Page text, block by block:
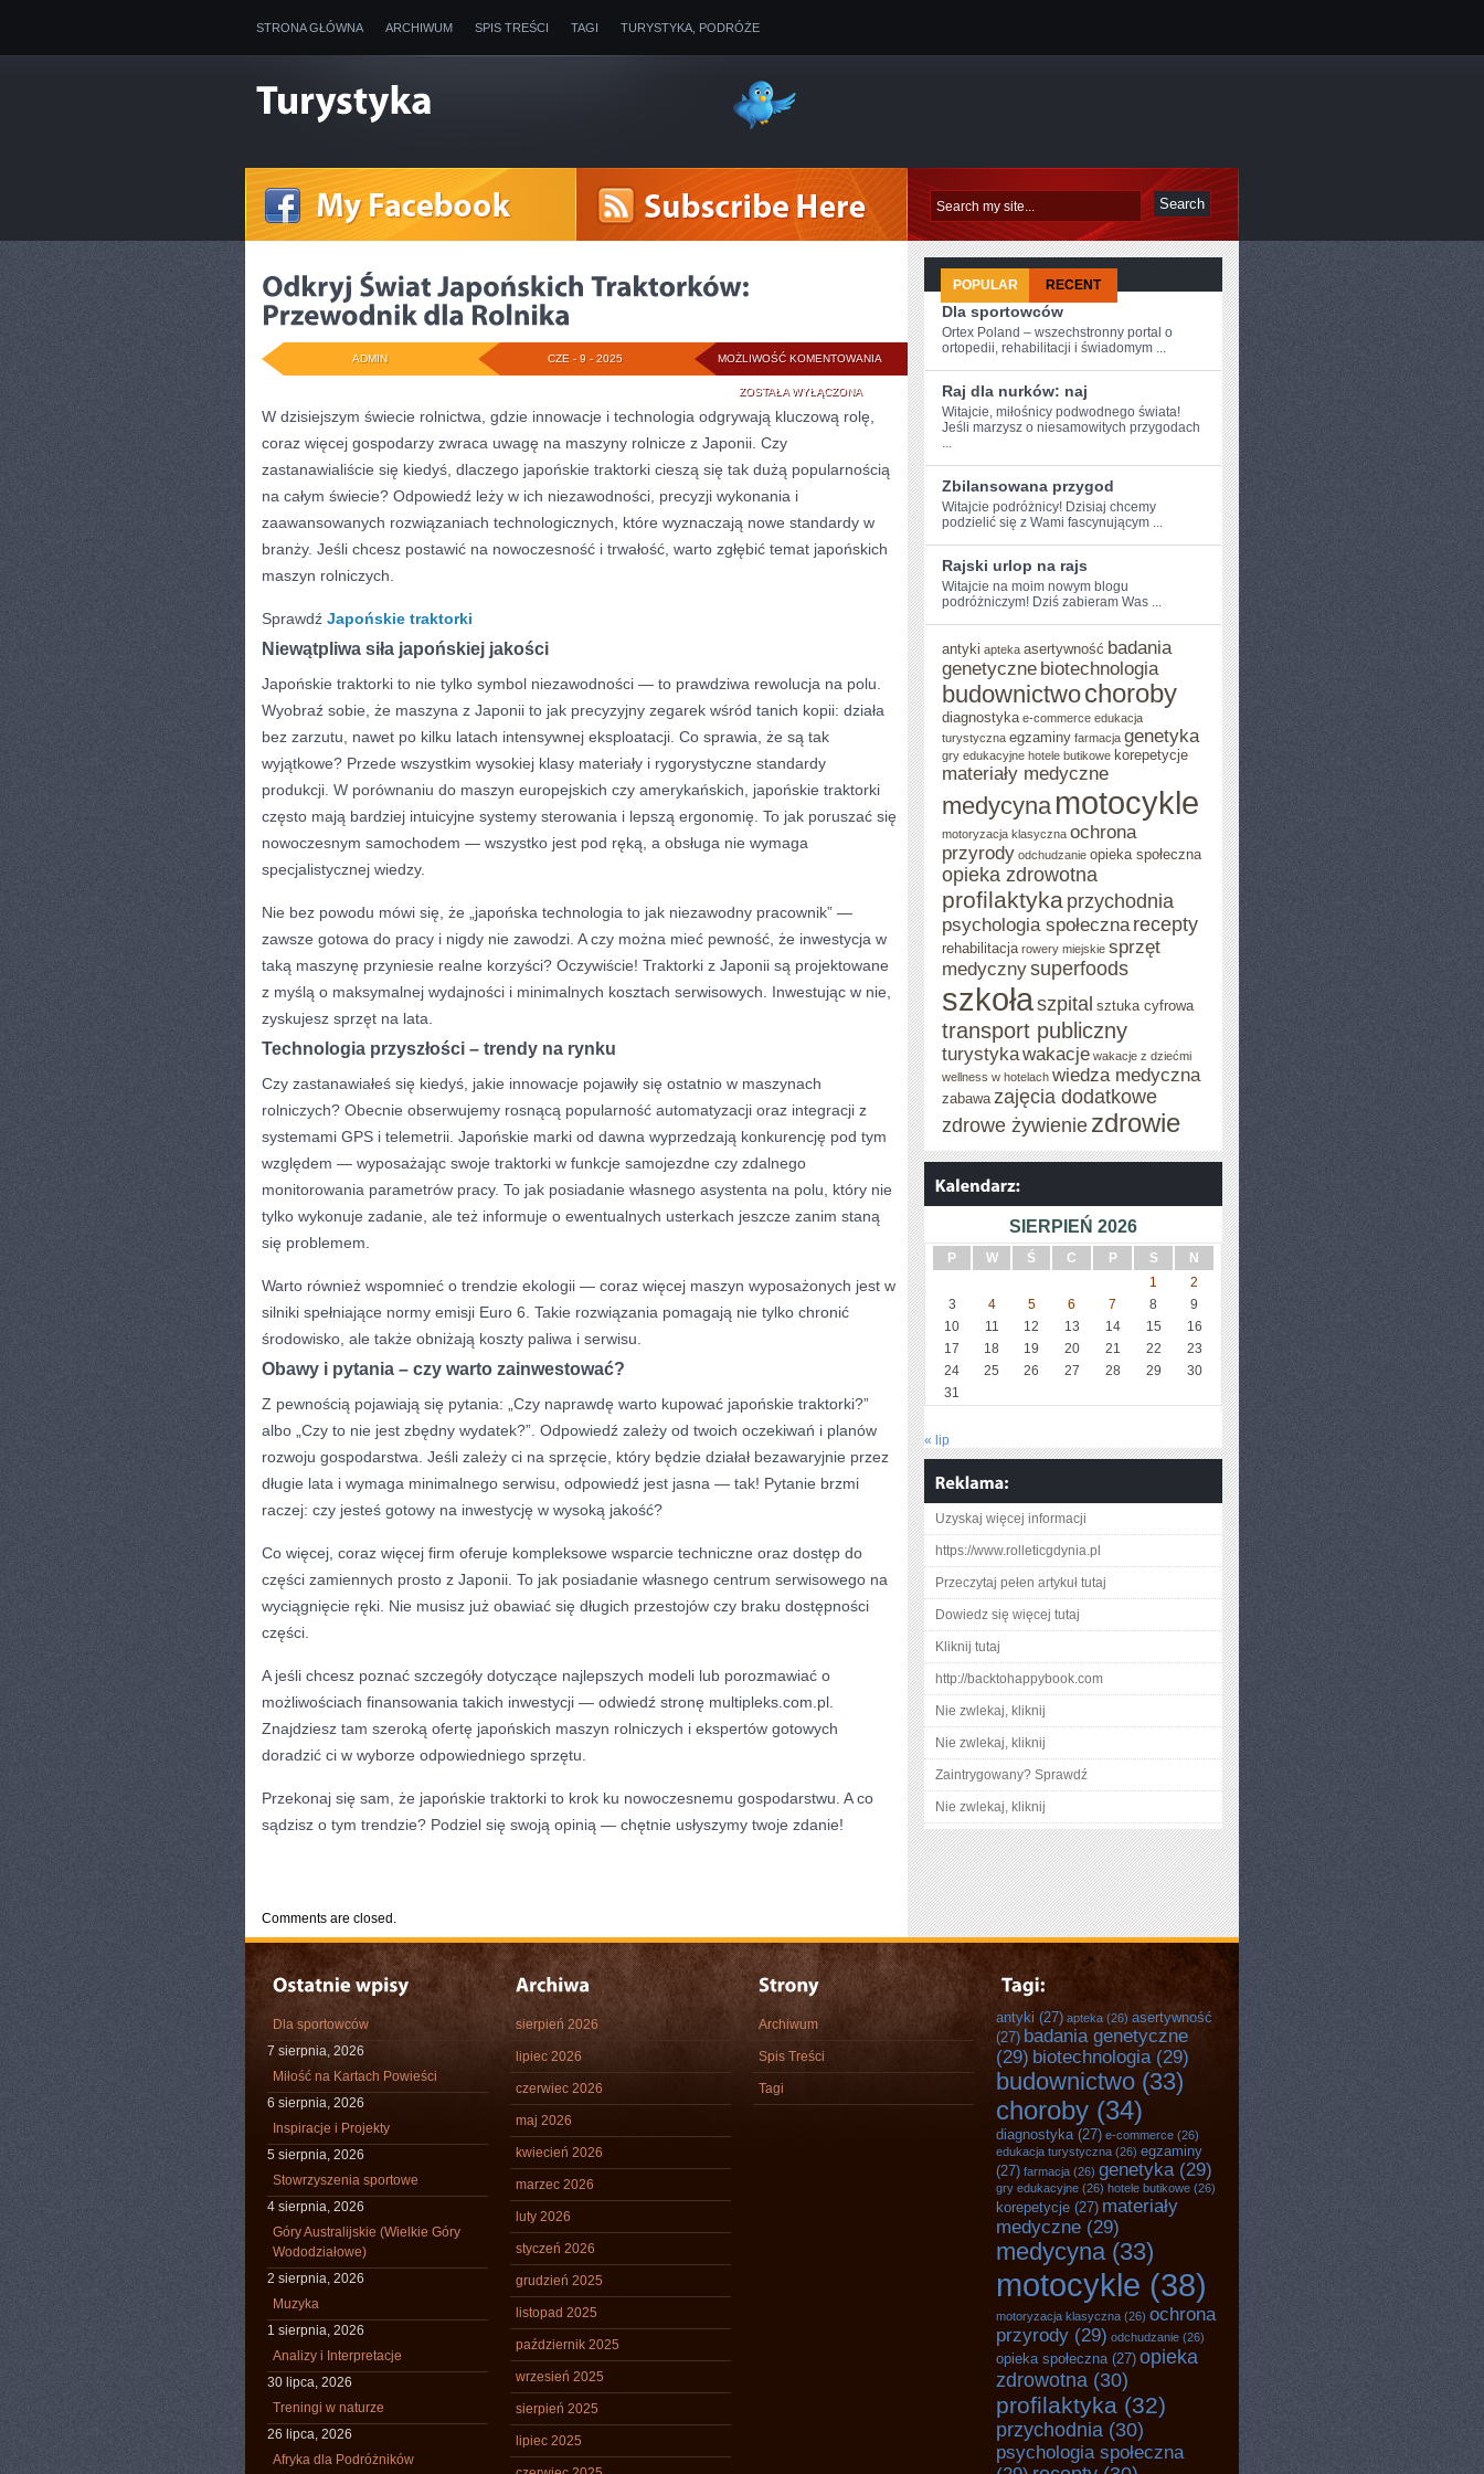
STRONA GŁÓWNA ARCHIWUM SPIS TREŚCI TAGI TURYSTYKA, PODRÓŻE
MOŻLIWOŚĆ KOMENTOWANIA ODKRYJ
ŚWIAT
JAPOŃSKICH
TRAKTORKÓW:
PRZEWODNIK
ROLNIKA
ZOSTAŁA WYŁĄCZONA
CZE - 9 - 2025
ADMIN
W dzisiejszym świecie rolnictwa, gdzie innowacje i technologia odgrywają kluczową rolę,
coraz więcej gospodarzy zwraca uwagę na maszyny rolnicze z Japonii. Czy
zastanawialiście się kiedyś, dlaczego japońskie traktorki cieszą się tak dużą popularnością
na całym świecie? Odpowiedź leży w ich niezawodności, precyzji wykonania i
zaawansowanych rozwiązaniach technologicznych, które wyznaczają nowe standardy w
branży. Jeśli chcesz postawić na nowoczesność i trwałość, warto zgłębić temat japońskich
maszyn rolniczych.
Sprawdź Japońskie traktorki
Niewątpliwa siła japońskiej jakości
Japońskie traktorki to nie tylko symbol niezawodności — to prawdziwa rewolucja na polu.
Wyobraź sobie, że maszyna z Japonii to jak precyzyjny zegarek wśród tanich kopii: działa
bez zarzutu, nawet po kilku latach intensywnej eksploatacji. Co sprawia, że są tak
wyjątkowe? Przede wszystkim wysokiej klasy materiały i rygorystyczne standardy
produkcji. W porównaniu do maszyn europejskich czy amerykańskich, japońskie traktorki
często mają bardziej intuicyjne systemy sterowania i lepszą ergonomię. To jak poruszać się
nowoczesnym samochodem — wszystko jest pod ręką, a obsługa nie wymaga
specjalistycznej wiedzy.
Nie bez powodu mówi się, że „japońska technologia to jak niezawodny pracownik” —
zawsze gotowa do pracy i nigdy nie zawodzi. A czy można mieć pewność, że inwestycja w
taką maszynę przyniesie realne korzyści? Oczywiście! Traktorki z Japonii są projektowane
z myślą o maksymalnej wydajności i minimalnych kosztach serwisowych. Inwestując w nie,
zyskujesz sprzęt na lata.
Technologia przyszłości – trendy na rynku
Czy zastanawiałeś się kiedyś, jakie innowacje pojawiły się ostatnio w maszynach
rolniczych? Obecnie obserwujemy rosnącą popularność automatyzacji oraz integracji z
systemami GPS i telemetrii. Japońskie marki od dawna wyprzedzają konkurencję pod tym
względem — wyposażając swoje traktorki w funkcje samojezdne czy zdalnego
monitorowania parametrów pracy. To jak posiadanie własnego asystenta na polu, który nie
tylko wykonuje zadanie, ale też informuje o ewentualnych usterkach jeszcze zanim staną
się problemem.
Warto również wspomnieć o trendzie ekologii — coraz więcej maszyn wyposażonych jest w
silniki spełniające normy emisji Euro 6. Takie rozwiązania pomagają nie tylko chronić
środowisko, ale także obniżają koszty paliwa i serwisu.
Obawy i pytania – czy warto zainwestować?
Z pewnością pojawiają się pytania: „Czy naprawdę warto kupować japońskie traktorki?”
albo „Czy to nie jest zbędny wydatek?”. Odpowiedź zależy od twoich oczekiwań i planów
rozwoju gospodarstwa. Jeśli zależy ci na sprzęcie, który będzie działał bezawaryjnie przez
długie lata i wymaga minimalnego serwisu, odpowiedź jest jasna — tak! Pytanie brzmi
raczej: czy jesteś gotowy na inwestycję w wysoką jakość?
Co więcej, coraz więcej firm oferuje kompleksowe wsparcie techniczne oraz dostęp do
części zamiennych prosto z Japonii. To jak posiadanie własnego centrum serwisowego na
wyciągnięcie ręki. Nie musisz już obawiać się długich przestojów czy braku dostępności
części.
A jeśli chcesz poznać szczegóły dotyczące najlepszych modeli lub porozmawiać o
możliwościach finansowania takich inwestycji — odwiedź stronę multipleks.com.pl.
Znajdziesz tam szeroką ofertę japońskich maszyn rolniczych i ekspertów gotowych
doradzić ci w wyborze odpowiedniego sprzętu.
Przekonaj się sam, że japońskie traktorki to krok ku nowoczesnemu gospodarstwu. A co
sądzisz o tym trendzie? Podziel się swoją opinią — chętnie usłyszymy twoje zdanie!
Comments are closed.
POPULAR RECENT
Dla sportowców
Ortex Poland – wszechstronny portal o
ortopedii, rehabilitacji i świadomym ...
Raj dla nurków: naj
Witajcie, miłośnicy podwodnego świata!
Jeśli marzysz⁣ o ​niesamowitych przygodach
...
Zbilansowana przygod
Witajcie podróżnicy! Dzisiaj chcemy
⁣podzielić się z Wami fascynującym ...
Rajski urlop na rajs
Witajcie na moim nowym blogu
podróżniczym! Dziś zabieram Was ...
antyki apteka asertywność badania
genetyczne biotechnologia
budownictwochoroby
diagnostyka e-commerce edukacja
turystyczna egzaminy farmacja genetyka
gry edukacyjne hotele butikowe korepetycje
materiały medyczne
medycyna motocykle
motoryzacja klasyczna ochrona
przyrody odchudzanie opieka społeczna
opieka zdrowotna
profilaktyka przychodnia
psychologia społeczna recepty
rehabilitacja rowery miejskie sprzęt
medycznysuperfoods
szkołaszpital sztuka cyfrowa
transport publiczny
turystykawakacje wakacje z dziećmi
wellness w hotelach wiedza medyczna
zabawa zajęcia dodatkowe
zdrowe żywienie zdrowie
SIERPIEŃ 2026
P W Ś C P S
N
1
2
3
4 5 6 7 8
9
10
11 12 13 14 15
16
17
18 19 20 21 22
23
24
25 26 27 28 29
30
31
« lip
Uzyskaj więcej informacji
https://www.rolleticgdynia.pl
Przeczytaj pełen artykuł tutaj
Dowiedz się więcej tutaj
Kliknij tutaj
http://backtohappybook.com
Nie zwlekaj, kliknij
Nie zwlekaj, kliknij
Zaintrygowany? Sprawdź
Nie zwlekaj, kliknij
Dla sportowców
7 sierpnia, 2026
Miłość na Kartach Powieści
6 sierpnia, 2026
Inspiracje i Projekty
5 sierpnia, 2026
Stowrzyszenia sportowe
4 sierpnia, 2026
Góry Australijskie (Wielkie Góry
Wododziałowe)
2 sierpnia, 2026
Muzyka
1 sierpnia, 2026
Analizy i Interpretacje
30 lipca, 2026
Treningi w naturze
26 lipca, 2026
Afryka dla Podróżników
sierpień 2026
lipiec 2026
czerwiec 2026
maj 2026
kwiecień 2026
marzec 2026
luty 2026
styczeń 2026
grudzień 2025
listopad 2025
październik 2025
wrzesień 2025
sierpień 2025
lipiec 2025
Archiwum
Spis Treści
Tagi
antyki (27) apteka (26) asertywność
(27) badania genetyczne
(29) biotechnologia (29)
budownictwo (33)
choroby (34)
diagnostyka(27) e-commerce (26)
edukacja turystyczna (26) egzaminy
(27) farmacja (26) genetyka (29)
gry edukacyjne (26) hotele butikowe (26)
korepetycje (27) materiały
medyczne (29)
medycyna(33)
motocykle (38)
motoryzacja klasyczna (26) ochrona
przyrody (29) odchudzanie (26)
opieka społeczna(27) opieka
zdrowotna (30)
profilaktyka (32)
przychodnia (30)
psychologia społeczna